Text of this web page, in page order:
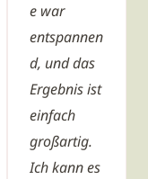
e war
entspannen
d, und das
Ergebnis ist
einfach
großartig.
Ich kann es